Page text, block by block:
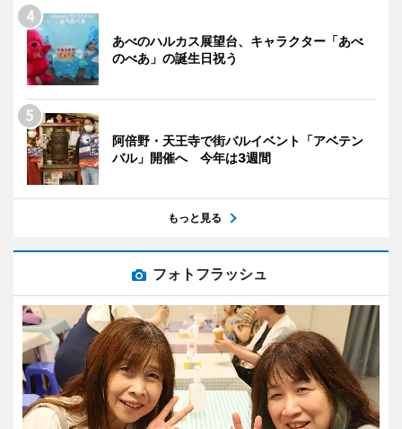
あべのハルカス展望台、キャラクター「あべ
のべあ」の誕生日祝う
阿倍野・天王寺で街バルイベント「アベテン
バル」開催へ 今年は3週間
もっと見る
フォトフラッシュ